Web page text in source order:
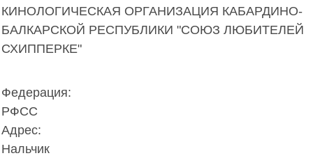
КИНОЛОГИЧЕСКАЯ ОРГАНИЗАЦИЯ КАБАРДИНО-
БАЛКАРСКОЙ РЕСПУБЛИКИ "СОЮЗ ЛЮБИТЕЛЕЙ
СХИППЕРКЕ"
Федерация:
РФСС
Адрес:
Нальчик